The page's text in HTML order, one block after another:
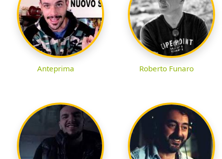
Anteprima Roberto Funaro